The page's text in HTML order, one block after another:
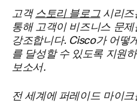
고객 스토리 블로그시리즈
통해 고객이 비즈니스 문
강조합니다. Cisco가 어떻
를 달성할 수 있도록 지원
보소서.
전 세계에 퍼레이드 마이크